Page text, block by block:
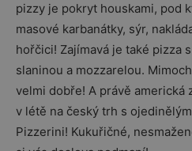
pizzy je pokryt houskami, pod
masové karbanátky, sýr,
hořčici! Zajímavá je také pizza
slaninou a mozzarelou.
velmi dobře! A právě americká
v létě na český trh s
Pizzerini! Kukuřičné,